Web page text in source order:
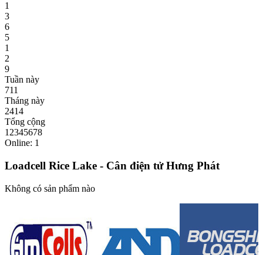
1
3
6
5
1
2
9
Tuần này
711
Tháng này
2414
Tổng cộng
12345678
Online: 1
Loadcell Rice Lake - Cân điện tử Hưng Phát
Không có sản phẩm nào